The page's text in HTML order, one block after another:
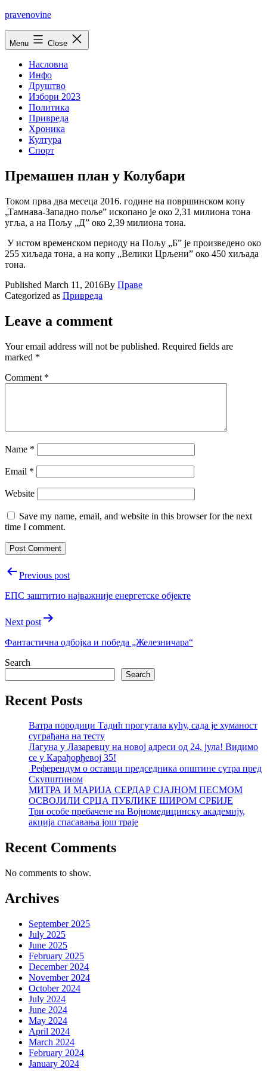
Skip
pravenovine
Menu Close
Насловна
Инфо
Друштво
Избори 2023
Политика
Привреда
Хроника
Култура
Спорт
Премашен план у Колубари
Током прва два месеца 2016. године на површинском копу
„Тамнава-Западно поље” ископано је око 2,31 милиона тона
угља, а на Пољу „Д” око 2,39 милиона тона.
У истом временском периоду на Пољу „Б” је произведено око
255 хиљада тона, а на копу „Велики Црљени” око 450 хиљада
тона.
Published March 11, 2016By Праве
Categorized as Привреда
Leave a comment
Your email address will not be published. Required fields are
marked *
Comment *
Name *
Email *
Website
Save my name, email, and website in this browser for the next
time I comment.
PostPrevious post
ЕПС заштитио најважније енергетске објекте
Next post
Фантастична одбојка и победа „Железничара“
Search
Search
Recent Posts
Ватра породици Тадић прогутала кућу, сада је хуманост
суграђана на тесту
Лагуна у Лазаревцу на новој адреси од 24. јула! Видимо
се у Карађорђевој 35!
Референдум о оставци председника општине сутра пред
Скупштином
МИТРА И МАРИЈА СЕРДАР СЈАЈНОМ ПЕСМОМ
ОСВОЈИЛИ СРЦА ПУБЛИКЕ ШИРОМ СРБИЈЕ
Три особе пребачене на Војномедицинску академију,
акција спасавања још траје
Recent Comments
No comments to show.
Archives
September 2025
July 2025
June 2025
February 2025
December 2024
November 2024
October 2024
July 2024
June 2024
May 2024
April 2024
March 2024
February 2024
January 2024